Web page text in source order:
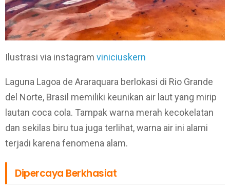
Ilustrasi via instagram viniciuskern
Laguna Lagoa de Araraquara berlokasi di Rio Grande
del Norte, Brasil memiliki keunikan air laut yang mirip
lautan coca cola. Tampak warna merah kecokelatan
dan sekilas biru tua juga terlihat, warna air ini alami
terjadi karena fenomena alam.
Dipercaya Berkhasiat